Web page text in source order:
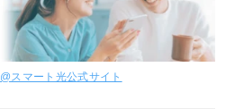
@スマート光公式サイト